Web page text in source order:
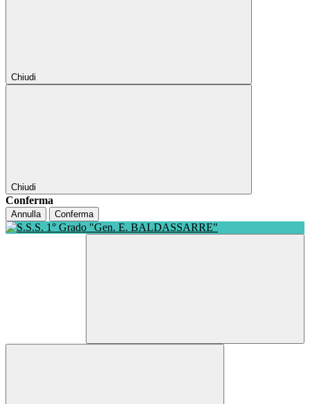
Chiudi
Chiudi
Conferma
Annulla Conferma